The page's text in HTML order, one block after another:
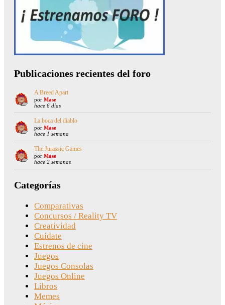
Publicaciones recientes del foro
A Breed Apart
por Mase
hace 6 días
La boca del diablo
por Mase
hace 1 semana
The Jurassic Games
por Mase
hace 2 semanas
Categorías
Comparativas
Concursos / Reality TV
Creatividad
Cuídate
Estrenos de cine
Juegos
Juegos Consolas
Juegos Online
Libros
Memes